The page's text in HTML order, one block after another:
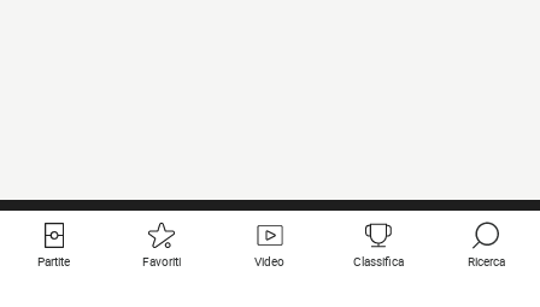
Partite Favoriti Video Classifica Ricerca